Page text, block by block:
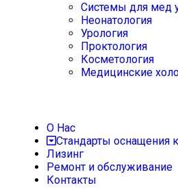
Системы для мед
Неонатология
Урология
Проктология
Косметология
Медицинские
О Нас
Стандарты оснащения
Лизинг
Ремонт и обслуживание
Контакты